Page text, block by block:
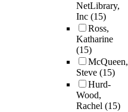
NetLibrary,
Inc (15)
Ross,
Katharine
(15)
McQueen,
Steve (15)
Hurd-
Wood,
Rachel (15)